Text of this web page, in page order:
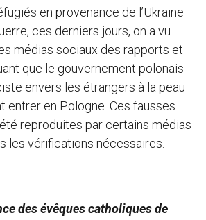
en provenance de l’Ukraine
ces derniers jours, on a vu
médias sociaux des rapports et
que le gouvernement polonais
envers les étrangers à la peau
entrer en Pologne. Ces fausses
reproduites par certains médias
les vérifications nécessaires.
des évêques catholiques de